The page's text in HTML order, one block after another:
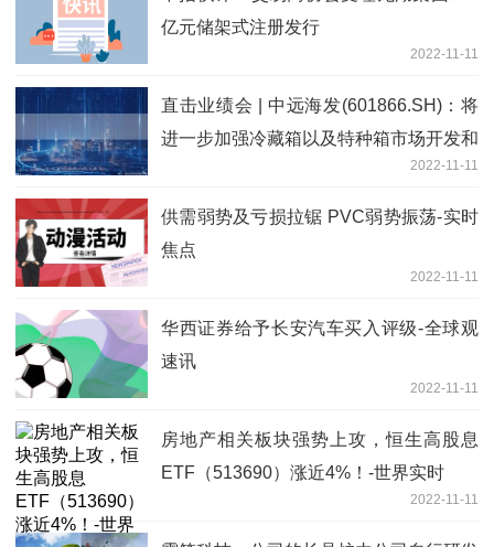
亿元储架式注册发行
2022-11-11
直击业绩会 | 中远海发(601866.SH)：将
进一步加强冷藏箱以及特种箱市场开发和
2022-11-11
供需弱势及亏损拉锯 PVC弱势振荡-实时
焦点
2022-11-11
华西证券给予长安汽车买入评级-全球观
速讯
2022-11-11
房地产相关板块强势上攻，恒生高股息
ETF（513690）涨近4%！-世界实时
2022-11-11